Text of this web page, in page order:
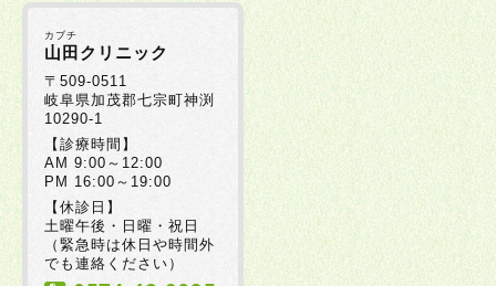
2025年06月20日
2025年06月19日
2025年06月17日 6
2025年06月05日
カブチ
山田クリニック
〒509-0511
岐阜県加茂郡七宗町神渕
10290-1
【診療時間】
AM 9:00～12:00
PM 16:00～19:00
【休診日】
土曜午後・日曜・祝日
（緊急時は休日や時間外
でも連絡ください）